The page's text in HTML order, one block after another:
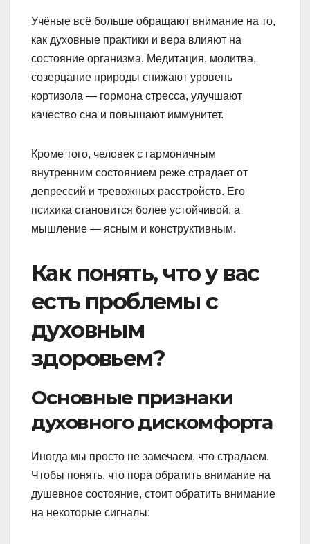
Учёные всё больше обращают внимание на то,
как духовные практики и вера влияют на
состояние организма. Медитация, молитва,
созерцание природы снижают уровень
кортизола — гормона стресса, улучшают
качество сна и повышают иммунитет.
Кроме того, человек с гармоничным
внутренним состоянием реже страдает от
депрессий и тревожных расстройств. Его
психика становится более устойчивой, а
мышление — ясным и конструктивным.
Как понять, что у вас
есть проблемы с
духовным
здоровьем?
Основные признаки
духовного дискомфорта
Иногда мы просто не замечаем, что страдаем.
Чтобы понять, что пора обратить внимание на
душевное состояние, стоит обратить внимание
на некоторые сигналы: